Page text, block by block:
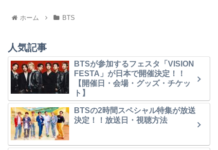
ホーム BTS
人気記事
BTSが参加するフェスタ「VISION
FESTA」が日本で開催決定！！
【開催日・会場・グッズ・チケッ
ト】
BTSの2時間スペシャル特集が放送
決定！！放送日・視聴方法